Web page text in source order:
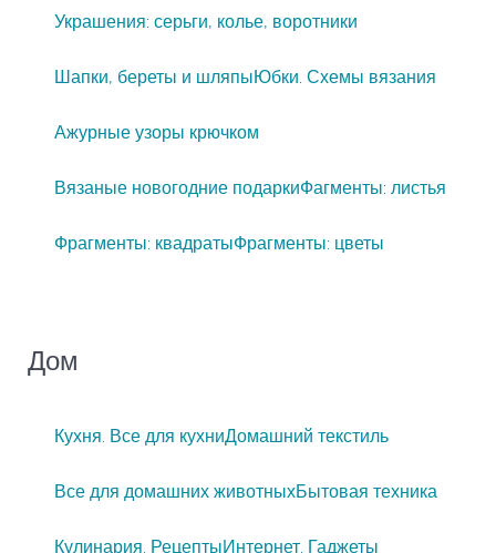
Украшения: серьги, колье, воротники
Шапки, береты и шляпыЮбки. Схемы вязания
Ажурные узоры крючком
Вязаные новогодние подаркиФагменты: листья
Фрагменты: квадратыФрагменты: цветы
Дом
Кухня. Все для кухниДомашний текстиль
Все для домашних животныхБытовая техника
Кулинария. РецептыИнтернет. Гаджеты